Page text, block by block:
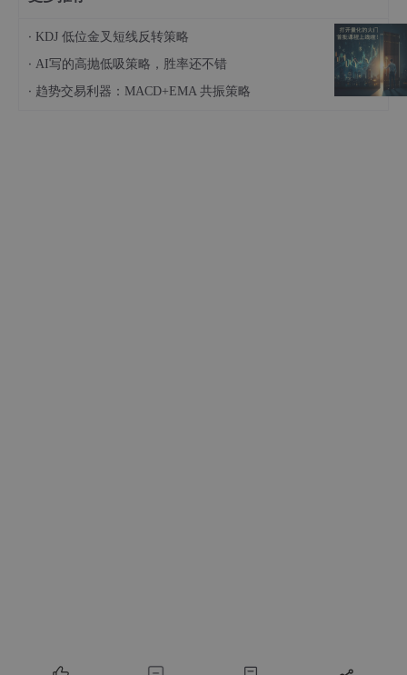
· KDJ 低位金叉短线反转策略
· AI写的高抛低吸策略，胜率还不错
· 趋势交易利器：MACD+EMA 共振策略